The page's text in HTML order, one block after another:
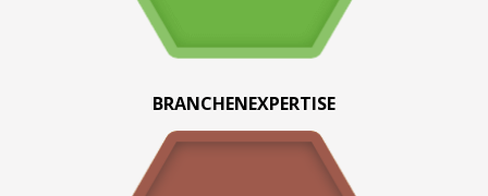
BRANCHENEXPERTISE